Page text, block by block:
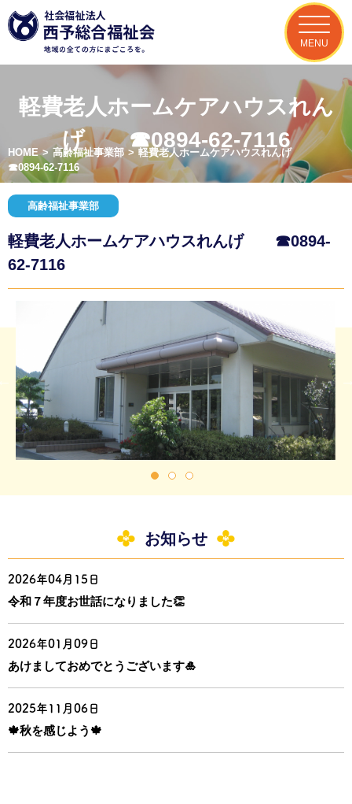
MENU
軽費老人ホームケアハウスれん
げ ☎0894-62-7116
HOME > 高齢福祉事業部 > 軽費老人ホームケアハウスれんげ
☎0894-62-7116
高齢福祉事業部
軽費老人ホームケアハウスれんげ ☎0894-
62-7116
お知らせ
2026年04月15日
令和７年度お世話になりました👏
2026年01月09日
あけましておめでとうございます🎍
2025年11月06日
🍁秋を感じよう🍁